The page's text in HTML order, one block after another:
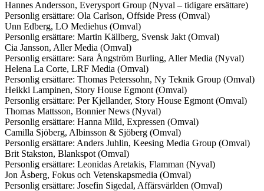
Hannes Andersson, Everysport Group (Nyval – tidigare ersättare)
Personlig ersättare: Ola Carlson, Offside Press (Omval)
Unn Edberg, LO Mediehus (Omval)
Personlig ersättare: Martin Källberg, Svensk Jakt (Omval)
Cia Jansson, Aller Media (Omval)
Personlig ersättare: Sara Ångström Burling, Aller Media (Nyval)
Helena La Corte, LRF Media (Omval)
Personlig ersättare: Thomas Peterssohn, Ny Teknik Group (Omval)
Heikki Lampinen, Story House Egmont (Omval)
Personlig ersättare: Per Kjellander, Story House Egmont (Omval)
Thomas Mattsson, Bonnier News (Nyval)
Personlig ersättare: Hanna Mild, Expressen (Omval)
Camilla Sjöberg, Albinsson & Sjöberg (Omval)
Personlig ersättare: Anders Juhlin, Keesing Media Group (Omval)
Brit Stakston, Blankspot (Omval)
Personlig ersättare: Leonidas Aretakis, Flamman (Nyval)
Jon Åsberg, Fokus och Vetenskapsmedia (Omval)
Personlig ersättare: Josefin Sigedal, Affärsvärlden (Omval)